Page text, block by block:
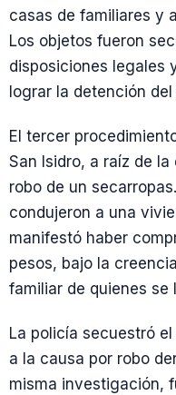
casas de familiares y
Los objetos fueron
disposiciones legales
lograr la detención del
El tercer
San Isidro, a raíz de
robo de un
condujeron a una
manifestó haber
pesos, bajo la
familiar de quienes se
La policía secuestró
a la causa por robo
misma investigación,